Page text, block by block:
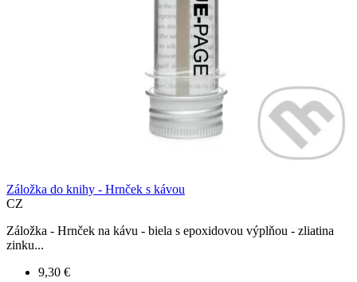
Záložka do knihy - Hrnček s kávou
CZ
Záložka - Hrnček na kávu - biela s epoxidovou výplňou - zliatina
zinku...
9,30 €